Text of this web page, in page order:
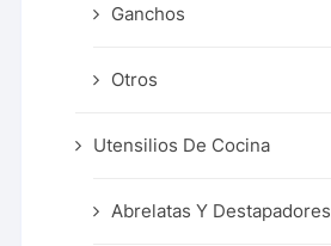
Ganchos
Otros
Utensilios De Cocina
Abrelatas Y Destapadores